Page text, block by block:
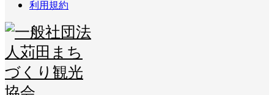
利用規約